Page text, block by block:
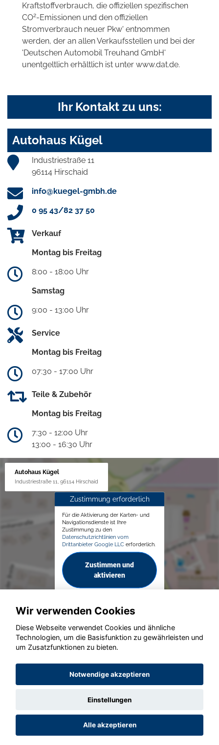
Kraftstoffverbrauch, die offiziellen spezifischen
CO2-Emissionen und den offiziellen
Stromverbrauch neuer Pkw' entnommen
werden, der an allen Verkaufsstellen und bei der
'Deutschen Automobil Treuhand GmbH'
unentgeltlich erhältlich ist unter www.dat.de.
Ihr Kontakt zu uns:
Autohaus Kügel
Industriestraße 11
96114 Hirschaid
info@kuegel-gmbh.de
0 95 43/82 37 50
Verkauf
Montag bis Freitag
8:00 - 18:00 Uhr
Samstag
9:00 - 13:00 Uhr
Service
Montag bis Freitag
07:30 - 17:00 Uhr
Teile & Zubehör
Montag bis Freitag
7:30 - 12:00 Uhr
13:00 - 16:30 Uhr
Autohaus Kügel
Industriestraße 11, 96114 Hirschaid
Zustimmung erforderlich
Für die Aktivierung der Karten- und
Navigationsdienste ist Ihre
Zustimmung zu den
Datenschutzrichtlinien vom
Drittanbieter Google LLC erforderlich.
Zustimmen und
aktivieren
© konjunkturmotor.de GmbH 2020 - 2026
Wir verwenden Cookies
Diese Webseite verwendet Cookies und ähnliche
Technologien, um die Basisfunktion zu gewährleisten und
um Zusatzfunktionen zu bieten.
Notwendige akzeptieren
Einstellungen
Alle akzeptieren